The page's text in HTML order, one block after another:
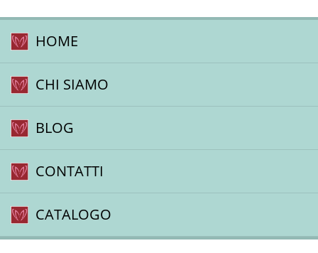
HOME
CHI SIAMO
BLOG
CONTATTI
CATALOGO